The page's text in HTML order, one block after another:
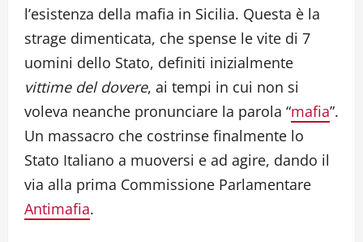
l’esistenza della mafia in Sicilia. Questa è la
strage dimenticata, che spense le vite di 7
uomini dello Stato, definiti inizialmente
vittime del dovere, ai tempi in cui non si
voleva neanche pronunciare la parola “mafia”.
Un massacro che costrinse finalmente lo
Stato Italiano a muoversi e ad agire, dando il
via alla prima Commissione Parlamentare
Antimafia.